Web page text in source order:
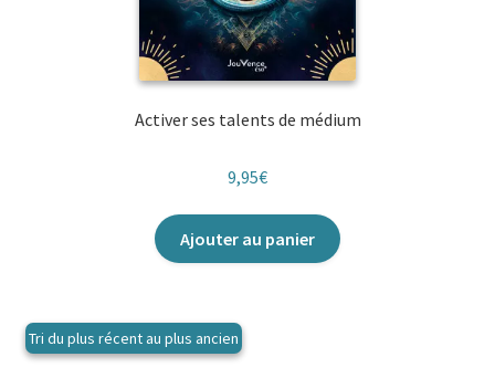
Activer ses talents de médium
9,95€
Ajouter au panier